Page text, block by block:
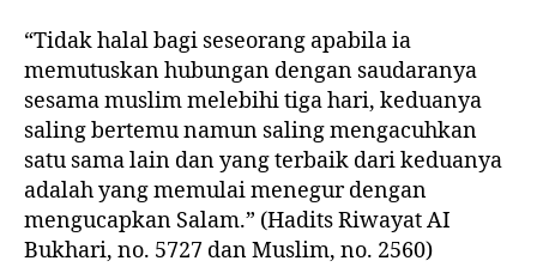
“Tidak halal bagi seseorang apabila ia
memutuskan hubungan dengan saudaranya
sesama muslim melebihi tiga hari, keduanya
saling bertemu namun saling mengacuhkan
satu sama lain dan yang terbaik dari keduanya
adalah yang memulai menegur dengan
mengucapkan Salam.” (Hadits Riwayat AI
Bukhari, no. 5727 dan Muslim, no. 2560)